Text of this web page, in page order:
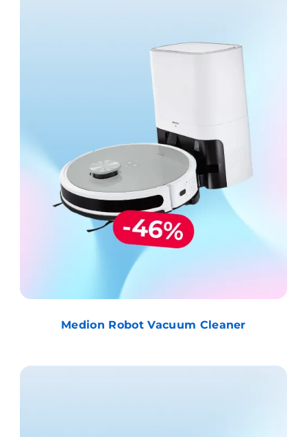
Medion Robot Vacuum Cleaner